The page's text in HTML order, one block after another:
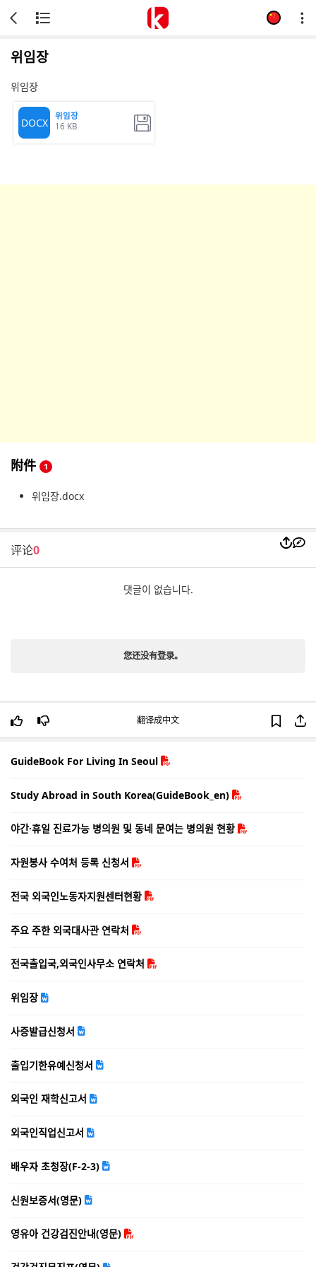
위임장
위임장
DOCX
위임장
16 KB
附件 1
위임장.docx
评论0
댓글이 없습니다.
您还没有登录。
翻译成中文
GuideBook For Living In Seoul
Study Abroad in South Korea(GuideBook_en)
야간·휴일 진료가능 병의원 및 동네 문여는 병의원 현황
자원봉사 수여처 등록 신청서
전국 외국인노동자지원센터현황
주요 주한 외국대사관 연락처
전국출입국,외국인사무소 연락처
위임장
사증발급신청서
출입기한유예신청서
외국인 재학신고서
외국인직업신고서
배우자 초청장(F-2-3)
신원보증서(영문)
영유아 건강검진안내(영문)